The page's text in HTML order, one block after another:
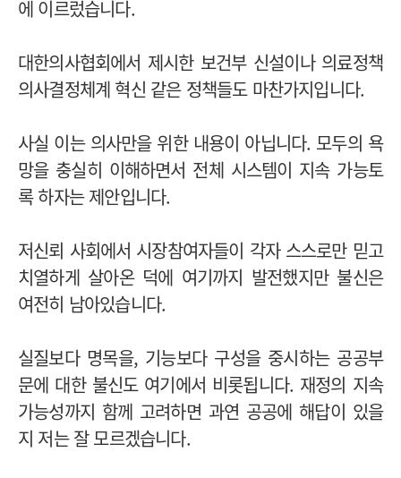
에 이르렀습니다.
대한의사협회에서 제시한 보건부 신설이나 의료정책
의사결정체계 혁신 같은 정책들도 마찬가지입니다.
사실 이는 의사만을 위한 내용이 아닙니다. 모두의 욕
망을 충실히 이해하면서 전체 시스템이 지속 가능토
록 하자는 제안입니다.
저신뢰 사회에서 시장참여자들이 각자 스스로만 믿고
치열하게 살아온 덕에 여기까지 발전했지만 불신은
여전히 남아있습니다.
실질보다 명목을, 기능보다 구성을 중시하는 공공부
문에 대한 불신도 여기에서 비롯됩니다. 재정의 지속
가능성까지 함께 고려하면 과연 공공에 해답이 있을
지 저는 잘 모르겠습니다.